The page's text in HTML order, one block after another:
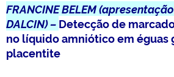
FRANCINE BELEM
DALCIN) – Detecção de
no líquido amniótico em éguas
placentite